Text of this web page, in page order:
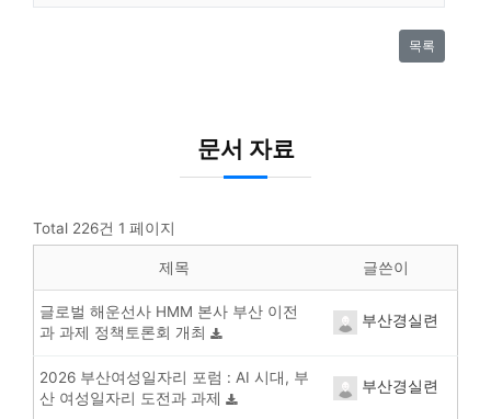
목록
문서 자료
Total 226건 1 페이지
제목 글쓴이
글로벌 해운선사 HMM 본사 부산 이전
과 과제 정책토론회 개최
부산경실련
2026 부산여성일자리 포럼 : AI 시대, 부
산 여성일자리 도전과 과제
부산경실련